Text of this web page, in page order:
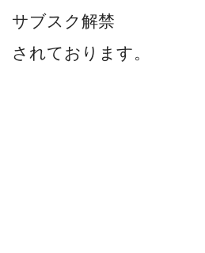
サブスク解禁
されております。